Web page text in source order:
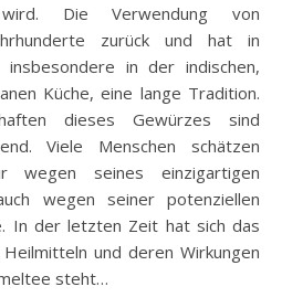
Die Verwendung von
zurück und hat in
insbesondere in der indischen,
Küche, eine lange Tradition.
dieses Gewürzes sind
Viele Menschen schätzen
wegen seines einzigartigen
wegen seiner potenziellen
In der letzten Zeit hat sich das
und deren Wirkungen
steht…